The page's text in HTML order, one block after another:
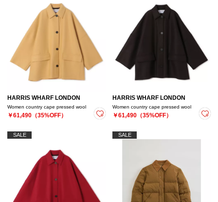
HARRIS WHARF LONDON
Women country cape pressed wool
￥61,490（35%OFF）
HARRIS WHARF LONDON
Women country cape pressed wool
￥61,490（35%OFF）
SALE SALE